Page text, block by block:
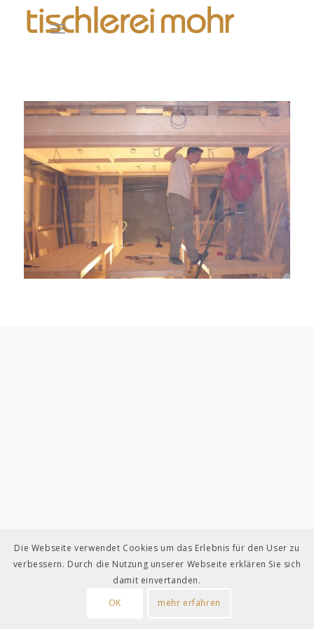
Die Webseite verwendet Cookies um das Erlebnis für den User zu
verbessern. Durch die Nutzung unserer Webseite erklären Sie sich
damit einvertanden.
OK
mehr erfahren